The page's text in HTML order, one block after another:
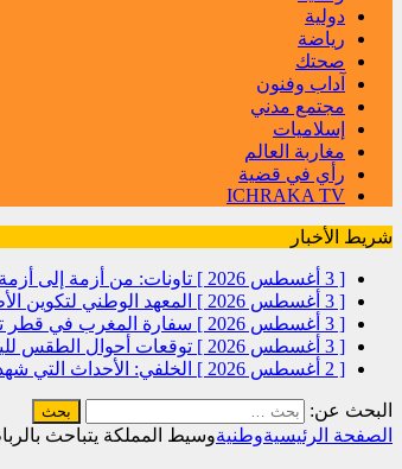
دولية
رياضة
صحتك
آداب وفنون
مجتمع مدني
إسلاميات
مغاربة العالم
رأي في قضية
ICHRAKA TV
شريط الأخبار
[ 3 أغسطس 2026 ] تاونات: من أزمة إلى
[ 3 أغسطس 2026 ]
المعهد الوطني لتكوين
[ 3 أغسطس 2026 ]
سفارة المغرب في قطر
[ 3 أغسطس 2026 ]
توقعات أحوال الطقس
[ 2 أغسطس 2026 ]
الخلفي: الأحداث التي
البحث عن:
الصفحة الرئيسيةوطنيةوسيط المملكة يتباحث